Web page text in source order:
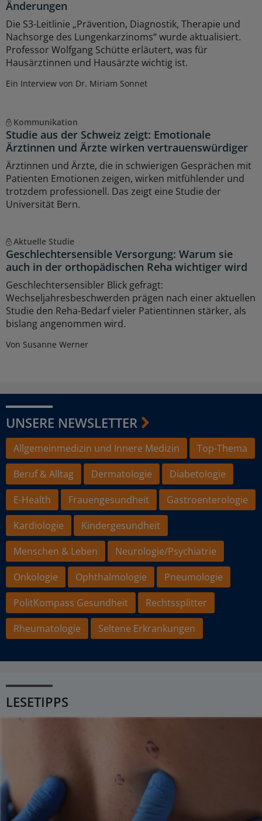
Änderungen
Die S3-Leitlinie „Prävention, Diagnostik, Therapie und
Nachsorge des Lungenkarzinoms“ wurde aktualisiert.
Professor Wolfgang Schütte erläutert, was für
Hausärztinnen und Hausärzte wichtig ist.
Ein Interview von Dr. Miriam Sonnet
Kommunikation
Studie aus der Schweiz zeigt: Emotionale
Ärztinnen und Ärzte wirken vertrauenswürdiger
Ärztinnen und Ärzte, die in schwierigen Gesprächen mit
Patienten Emotionen zeigen, wirken mitfühlender und
trotzdem professionell. Das zeigt eine Studie der
Universität Bern.
Aktuelle Studie
Geschlechtersensible Versorgung: Warum sie
auch in der orthopädischen Reha wichtiger wird
Geschlechtersensibler Blick gefragt:
Wechseljahresbeschwerden prägen nach einer aktuellen
Studie den Reha-Bedarf vieler Patientinnen stärker, als
bislang angenommen wird.
Von Susanne Werner
UNSERE NEWSLETTER
Allgemeinmedizin und Innere Medizin
Top-Thema
Beruf & Alltag
Dermatologie
Diabetologie
E-Health
Frauengesundheit
Gastroenterologie
Kardiologie
Kindergesundheit
Menschen & Leben
Neurologie/Psychiatrie
Onkologie
Ophthalmologie
Pneumologie
PolitKompass Gesundheit
Rechtssplitter
Rheumatologie
Seltene Erkrankungen
LESETIPPS